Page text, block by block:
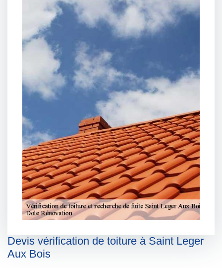
Devis vérification de toiture à Saint Leger
Aux Bois